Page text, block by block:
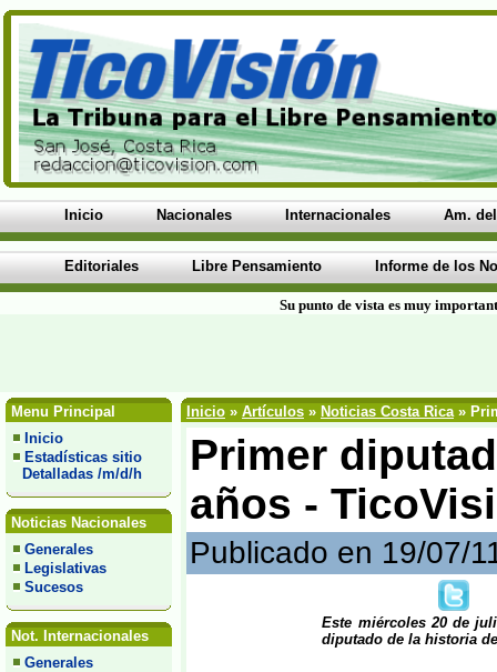
Inicio Nacionales Internacionales Am.
Editoriales Libre Pensamiento Informe de los
Su punto de vista es muy
Menu Principal
Inicio
Estadísticas sitio
Detalladas /m/d/h
Noticias Nacionales
Generales
Legislativas
Sucesos
Not. Internacionales
Generales
Inicio » Artículos » Noticias Costa Rica»
Primer
años -
Publicado en 19/07/
Este miércoles 20 de
diputado de la historia